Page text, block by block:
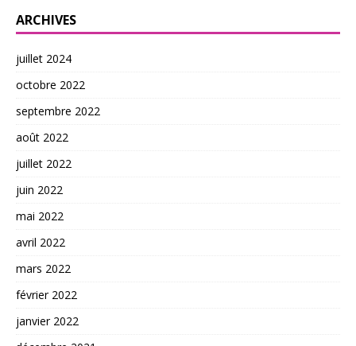
ARCHIVES
juillet 2024
octobre 2022
septembre 2022
août 2022
juillet 2022
juin 2022
mai 2022
avril 2022
mars 2022
février 2022
janvier 2022